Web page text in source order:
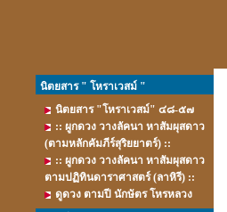
นิตยสาร " โหราเวสม์ "
นิตยสาร "โหราเวสม์" ๔๘-๕๗
:: ผูกดวง วางลัคนา หาสัมผุสดาว
(ตามหลักคัมภีร์สุริยยาตร์) ::
:: ผูกดวง วางลัคนา หาสัมผุสดาว
ตามปฏิทินดาราศาสตร์ (ลาหิรี) ::
ดูดวง ตามปี นักษัตร โหรหลวง